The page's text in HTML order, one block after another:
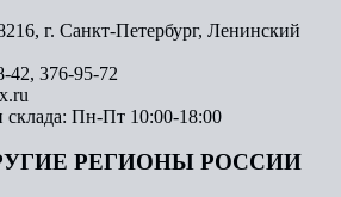
г. Санкт-Петербург, Ленинский
42, 376-95-72
Пн-Пт 10:00-18:00
РЕГИОНЫ РОССИИ